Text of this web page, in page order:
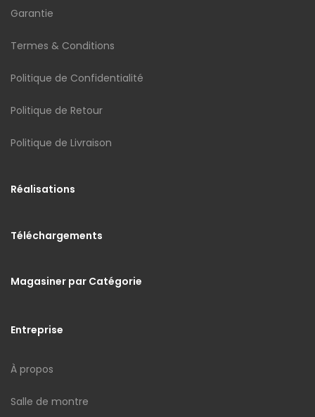
Garantie
Termes & Conditions
Politique de Confidentialité
Politique de Retour
Politique de Livraison
Réalisations
Téléchargements
Magasiner par Catégorie
Entreprise
À propos
Salle de montre